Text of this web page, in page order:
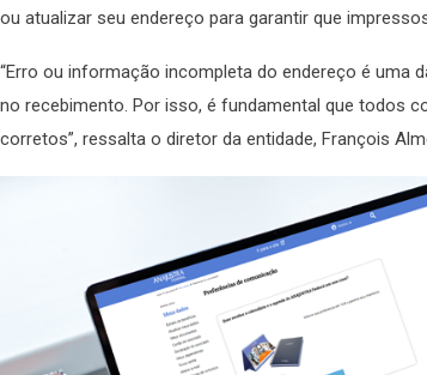
ou atualizar seu endereço para garantir que
“Erro ou informação incompleta do endereço é uma
no recebimento. Por isso, é fundamental que todos
corretos”, ressalta o diretor da entidade, François